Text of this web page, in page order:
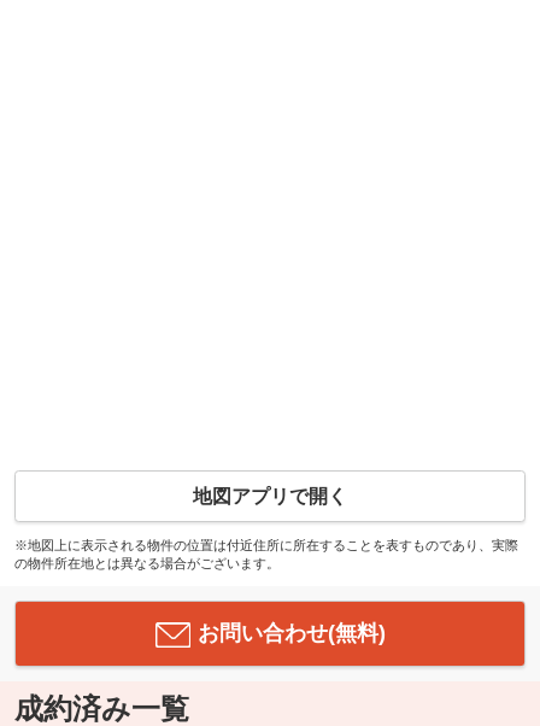
地図アプリで開く
※地図上に表示される物件の位置は付近住所に所在することを表すものであり、実際
の物件所在地とは異なる場合がございます。
お問い合わせ(無料)
成約済み一覧